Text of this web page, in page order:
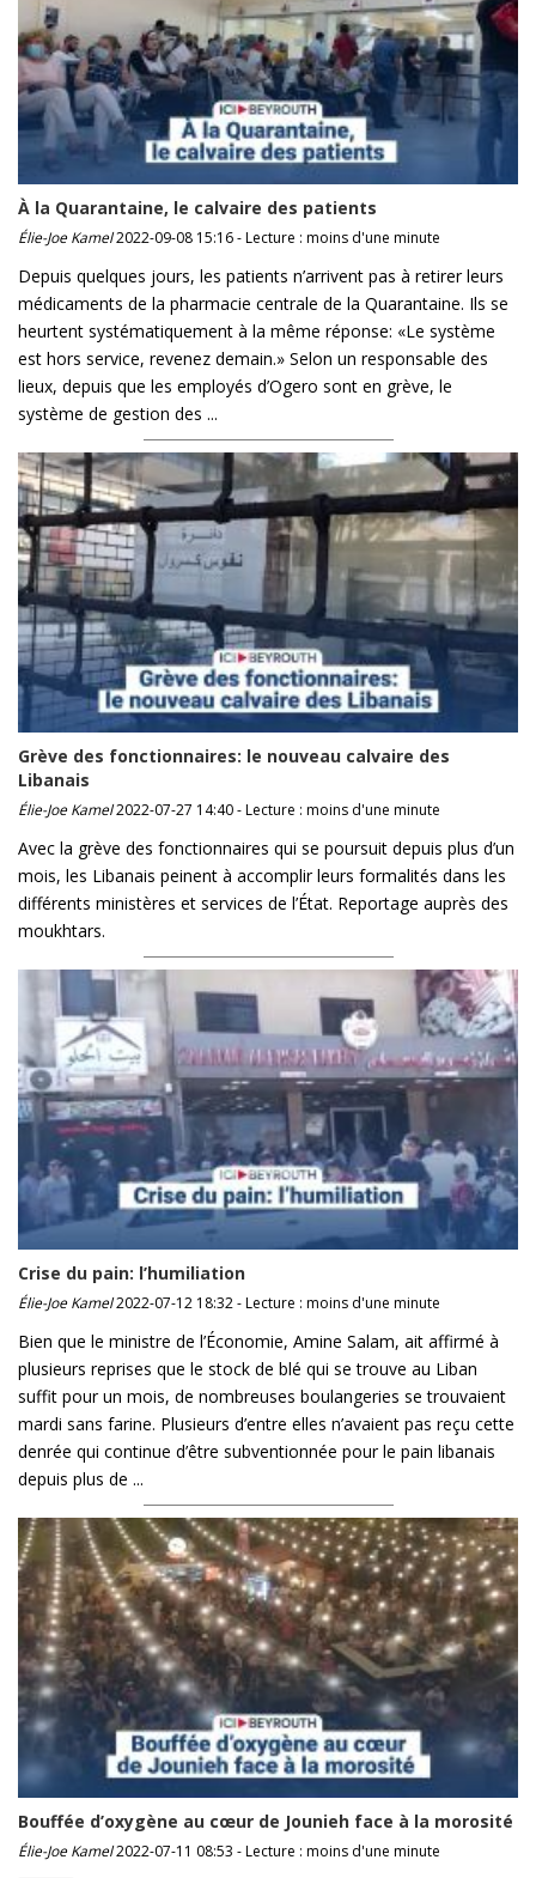
À la Quarantaine, le calvaire des patients
Élie-Joe Kamel2022-09-08 15:16 - Lecture : moins d'une minute
Depuis quelques jours, les patients n’arrivent pas à retirer leurs
médicaments de la pharmacie centrale de la Quarantaine. Ils se
heurtent systématiquement à la même réponse: «Le système
est hors service, revenez demain.» Selon un responsable des
lieux, depuis que les employés d’Ogero sont en grève, le
système de gestion des ...
Grève des fonctionnaires: le nouveau calvaire des
Libanais
Élie-Joe Kamel2022-07-27 14:40 - Lecture : moins d'une minute
Avec la grève des fonctionnaires qui se poursuit depuis plus d’un
mois, les Libanais peinent à accomplir leurs formalités dans les
différents ministères et services de l’État. Reportage auprès des
moukhtars.
Crise du pain: l’humiliation
Élie-Joe Kamel2022-07-12 18:32 - Lecture : moins d'une minute
Bien que le ministre de l’Économie, Amine Salam, ait affirmé à
plusieurs reprises que le stock de blé qui se trouve au Liban
suffit pour un mois, de nombreuses boulangeries se trouvaient
mardi sans farine. Plusieurs d’entre elles n’avaient pas reçu cette
denrée qui continue d’être subventionnée pour le pain libanais
depuis plus de ...
Bouffée d’oxygène au cœur de Jounieh face à la morosité
Élie-Joe Kamel2022-07-11 08:53 - Lecture : moins d'une minute